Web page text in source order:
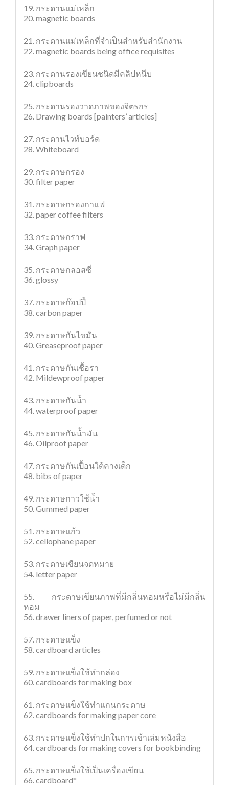
19. กระดานแม่เหล็ก
20. magnetic boards
21. กระดานแม่เหล็กที่จำเป็นสำหรับสำนักงาน
22. magnetic boards being office requisites
23. กระดานรองเขียนชนิดมีคลิปหนีบ
24. clipboards
25. กระดานรองวาดภาพของจิตรกร
26. Drawing boards [painters’ articles]
27. กระดานไวท์บอร์ด
28. Whiteboard
29. กระดาษกรอง
30. filter paper
31. กระดาษกรองกาแฟ
32. paper coffee filters
33. กระดาษกราฟ
34. Graph paper
35. กระดาษกลอสซี่
36. glossy
37. กระดาษก๊อปปี้
38. carbon paper
39. กระดาษกันไขมัน
40. Greaseproof paper
41. กระดาษกันเชื้อรา
42. Mildewproof paper
43. กระดาษกันน้ำ
44. waterproof paper
45. กระดาษกันน้ำมัน
46. Oilproof paper
47. กระดาษกันเปื้อนใต้คางเด็ก
48. bibs of paper
49. กระดาษกาวใช้น้ำ
50. Gummed paper
51. กระดาษแก้ว
52. cellophane paper
53. กระดาษเขียนจดหมาย
54. letter paper
55. กระดาษเขียนภาพที่มีกลิ่นหอมหรือไม่มีกลิ่น
หอม
56. drawer liners of paper, perfumed or not
57. กระดาษแข็ง
58. cardboard articles
59. กระดาษแข็งใช้ทำกล่อง
60. cardboards for making box
61. กระดาษแข็งใช้ทำแกนกระดาษ
62. cardboards for making paper core
63. กระดาษแข็งใช้ทำปกในการเข้าเล่มหนังสือ
64. cardboards for making covers for bookbinding
65. กระดาษแข็งใช้เป็นเครื่องเขียน
66. cardboard*